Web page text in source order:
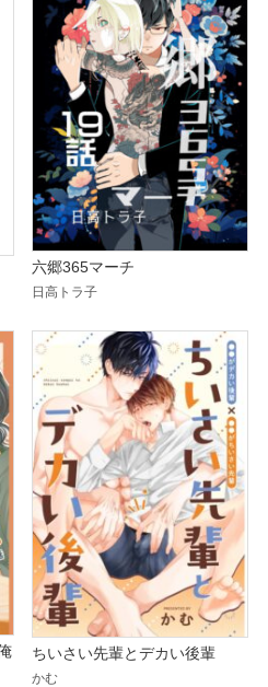
六郷365マーチ
日高トラ子
ちいさい先輩とデカい後輩
かむ